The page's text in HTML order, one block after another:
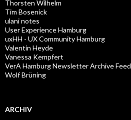
Thorsten Wilhelm
Tim Bosenick
ulani notes
User Experience Hamburg
uxHH - UX Community Hamburg
Valentin Heyde
Vanessa Kempfert
VerA Hamburg Newsletter Archive Feed
Wolf Brüning
ARCHIV